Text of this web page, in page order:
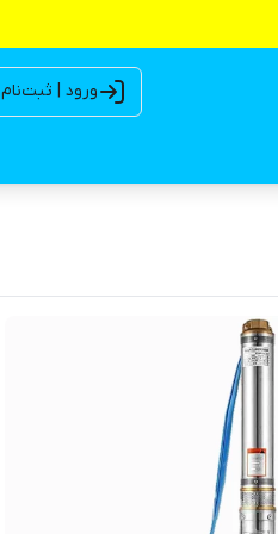
ورود | ثبت‌نام